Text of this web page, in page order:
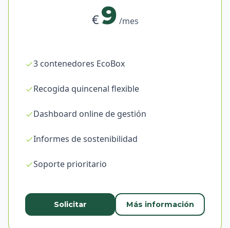
€9 /mes
3 contenedores EcoBox
Recogida quincenal flexible
Dashboard online de gestión
Informes de sostenibilidad
Soporte prioritario
Solicitar Más información